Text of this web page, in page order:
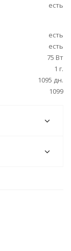
есть
есть
есть
75 Вт
1 г.
1095 дн.
1099